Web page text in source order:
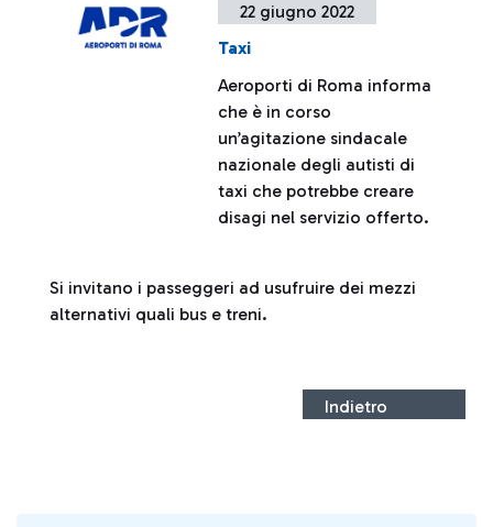
22 giugno 2022
Taxi
Aeroporti di Roma informa
che è in corso
un’agitazione sindacale
nazionale degli autisti di
taxi che potrebbe creare
disagi nel servizio offerto.
Si invitano i passeggeri ad usufruire dei mezzi
alternativi quali bus e treni.
Indietro